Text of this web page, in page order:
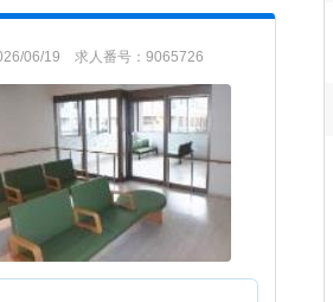
06/19 求人番号：9065726